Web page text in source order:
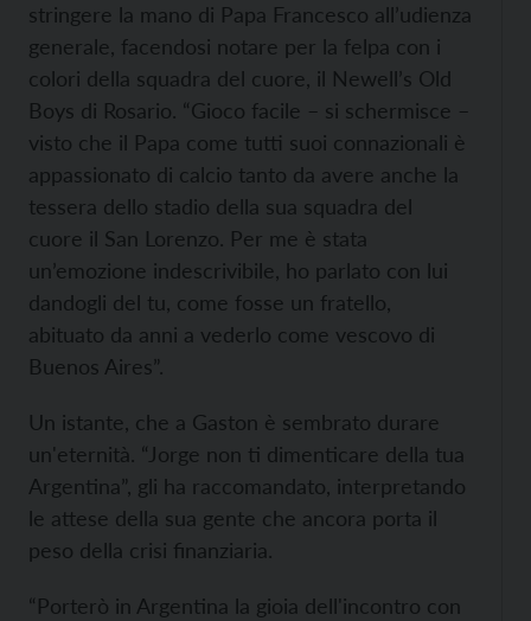
stringere la mano di Papa Francesco all’udienza
generale, facendosi notare per la felpa con i
colori della squadra del cuore, il Newell’s Old
Boys di Rosario. “Gioco facile – si schermisce –
visto che il Papa come tutti suoi connazionali è
appassionato di calcio tanto da avere anche la
tessera dello stadio della sua squadra del
cuore il San Lorenzo. Per me è stata
un’emozione indescrivibile, ho parlato con lui
dandogli del tu, come fosse un fratello,
abituato da anni a vederlo come vescovo di
Buenos Aires”.
Un istante, che a Gaston è sembrato durare
un'eternità. “Jorge non ti dimenticare della tua
Argentina”, gli ha raccomandato, interpretando
le attese della sua gente che ancora porta il
peso della crisi finanziaria.
“Porterò in Argentina la gioia dell'incontro con